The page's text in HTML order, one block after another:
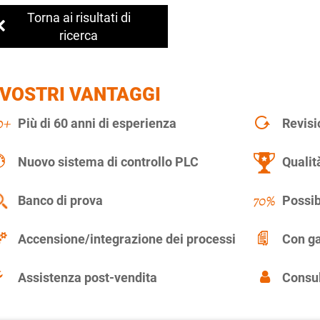
Torna ai risultati di
ricerca
VANTAGGI
Più di 60 anni di esperienza
Nuovo sistema di controllo PLC
Banco di prova
Accensione/integrazione dei processi Con
Assistenza post-vendita